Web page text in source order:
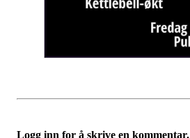
Logg inn for å skrive en kommentar.